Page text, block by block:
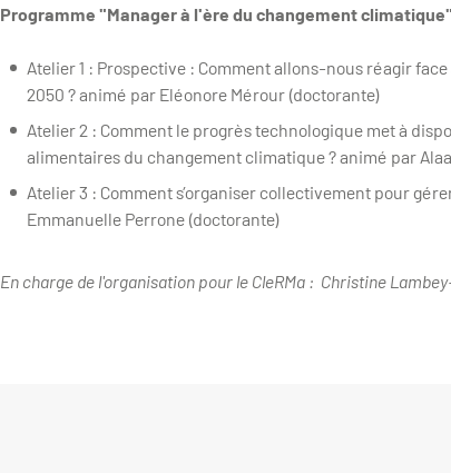
Programme "Manager à l'ère du changement climatique"
Atelier 1 : Prospective : Comment allons-nous réagir
2050 ? animé par Eléonore Mérour (doctorante)
Atelier 2 : Comment le progrès technologique met à
alimentaires du changement climatique ? animé par
Atelier 3 : Comment s’organiser collectivement pour
Emmanuelle Perrone (doctorante)
En charge de l'organisation pour le CleRMa : Christine